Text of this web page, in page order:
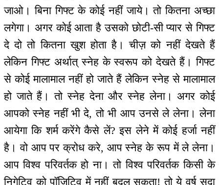
जाओ। बिना गिफ्ट के कोई नहीं जाये। तो कितना अच्छा
लगेगा। अगर कोई आता है उसको छोटी-सी प्यार से गिफ्ट
दे दो तो कितना खुश होता है। चीज़ को नहीं देखते हैं
लेकिन गिफ्ट अर्थात् स्नेह के स्वरूप को देखते हैं। गिफ्ट
से कोई मालामाल नहीं हो जाते हैं लेकिन स्नेह से मालामाल
हो जाते हैं। तो स्नेह देना और स्नेह लेना। अगर कोई
आपको स्नेह नहीं भी दे, तो भी आप उनसे ले लेना। लेना
आयेगा कि शर्म करेंगे कैसे लें? इस लेने में कोई हर्जा नहीं
है। वो आप पर क्रोध करे, आप स्नेह के रूप में ले लेना।
आप विश्व परिवर्तक हो ना। तो विश्व परिवर्तक किसी के
निगेटिव को पॉजिटिव में नहीं बदल सकता! तो ये वर्ष सदा